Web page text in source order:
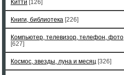
Китти [126]
Книги, библиотека [226]
Компьютер, телевизор, телефон, фото
[627]
Космос, звезды, луна и месяц [326]